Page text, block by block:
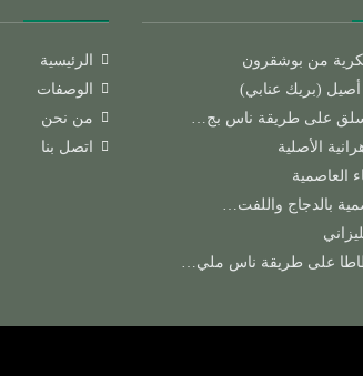
من بوشقرون
أصيل (بريك عنابي)
على طريقة ناس بج…
الأصلية
العاصمية
بالدجاج واللفت…
على طريقة ناس ملي…
الرئيسية
الوصفات
من نحن
اتصل بنا